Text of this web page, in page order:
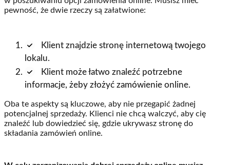
pewność, że dwie rzeczy są załatwione:
Klient znajdzie stronę internetową twojego
lokalu.
Klient może łatwo znaleźć potrzebne
informacje, żeby złożyć zamówienie online.
Oba te aspekty są kluczowe, aby nie przegapić żadnej
potencjalnej sprzedaży. Klienci nie chcą walczyć, aby cię
znaleźć lub dowiedzieć się, gdzie ukrywasz stronę do
składania zamówień online.